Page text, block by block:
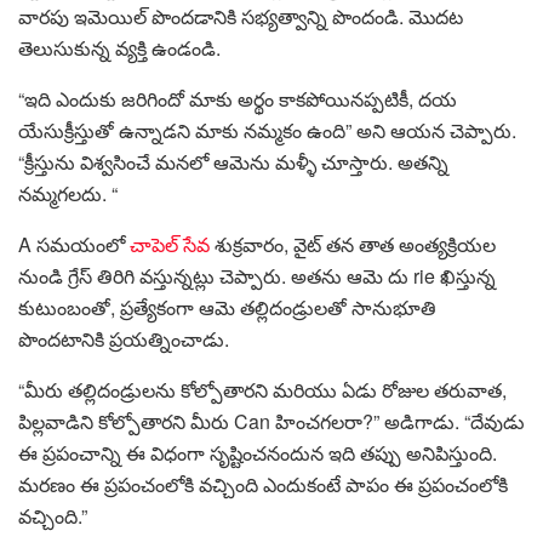
వారపు ఇమెయిల్ పొందడానికి సభ్యత్వాన్ని పొందండి. మొదట
తెలుసుకున్న వ్యక్తి ఉండండి.
“ఇది ఎందుకు జరిగిందో మాకు అర్థం కాకపోయినప్పటికీ, దయ
యేసుక్రీస్తుతో ఉన్నాడని మాకు నమ్మకం ఉంది” అని ఆయన చెప్పారు.
“క్రీస్తును విశ్వసించే మనలో ఆమెను మళ్ళీ చూస్తారు. అతన్ని
నమ్మగలదు. “
A సమయంలోచాపెల్ సేవశుక్రవారం, వైట్ తన తాత అంత్యక్రియల
నుండి గ్రేస్ తిరిగి వస్తున్నట్లు చెప్పారు. అతను ఆమె దు rie ఖిస్తున్న
కుటుంబంతో, ప్రత్యేకంగా ఆమె తల్లిదండ్రులతో సానుభూతి
పొందటానికి ప్రయత్నించాడు.
“మీరు తల్లిదండ్రులను కోల్పోతారని మరియు ఏడు రోజుల తరువాత,
పిల్లవాడిని కోల్పోతారని మీరు Can హించగలరా?” అడిగాడు. “దేవుడు
ఈ ప్రపంచాన్ని ఈ విధంగా సృష్టించనందున ఇది తప్పు అనిపిస్తుంది.
మరణం ఈ ప్రపంచంలోకి వచ్చింది ఎందుకంటే పాపం ఈ ప్రపంచంలోకి
వచ్చింది.”